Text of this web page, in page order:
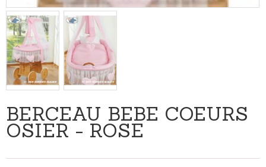
BERCEAU BÉBÉ COEURS
OSIER - ROSE